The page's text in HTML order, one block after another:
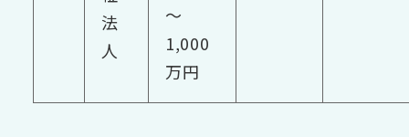
法
人
～
1,000
万円